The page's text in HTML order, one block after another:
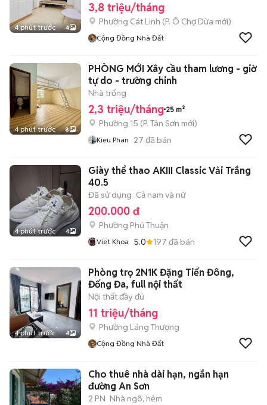
4 phút trước 4
3,8 triệu/tháng
Phường Cát Linh (P. Ô Chợ Dừa mới)
Cộng Đồng Nhà Đất
4 phút trước 8
PHÒNG MỚI Xây cầu tham lương - giờ
tự do - trường chinh
Nhà trống
2,3 triệu/tháng 25 m²
Phường 15 (P. Tân Sơn mới)
Kieu Phan 27 đã bán
4 phút trước 4
Giày thể thao AKIII Classic Vải Trắng
40.5
Đã sử dụng Cả nam và nữ
200.000 đ
Phường Phú Thuận
Viet Khoa 5.0 197 đã bán
4 phút trước 4
Phòng trọ 2N1K Đặng Tiến Đông,
Đống Đa, full nội thất
Nội thất đầy đủ
11 triệu/tháng
Phường Láng Thượng
Cộng Đồng Nhà Đất
Cho thuê nhà dài hạn, ngắn hạn
đường An Sơn
2 PN Nhà ngõ, hẻm